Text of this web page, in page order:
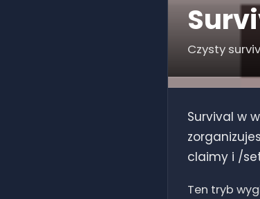
Czysty
Survival w
claimy i /
Ten tryb